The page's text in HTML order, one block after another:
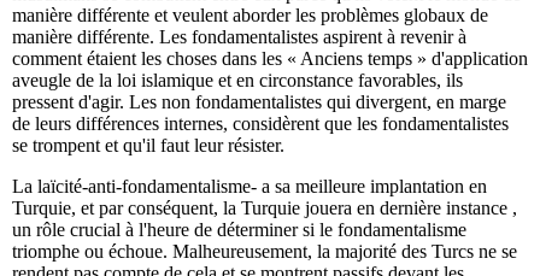
manière différente et veulent aborder les problèmes globaux de
manière différente. Les fondamentalistes aspirent à revenir à
comment étaient les choses dans les « Anciens temps » d'application
aveugle de la loi islamique et en circonstance favorables, ils
pressent d'agir. Les non fondamentalistes qui divergent, en marge
de leurs différences internes, considèrent que les fondamentalistes
se trompent et qu'il faut leur résister.
La laïcité-anti-fondamentalisme- a sa meilleure implantation en
Turquie, et par conséquent, la Turquie jouera en dernière instance ,
un rôle crucial à l'heure de déterminer si le fondamentalisme
triomphe ou échoue. Malheureusement, la majorité des Turcs ne se